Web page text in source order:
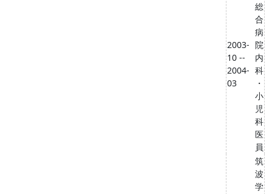
2003-
10 --
2004-
03
総
合
病
院
内
科
・
小
児
科
医
員
筑
波
学